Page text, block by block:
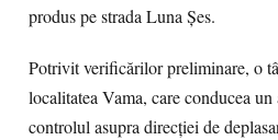
produs pe strada Luna Șes.
Potrivit verificărilor preliminare, o
localitatea Vama, care conducea
controlul asupra direcției de